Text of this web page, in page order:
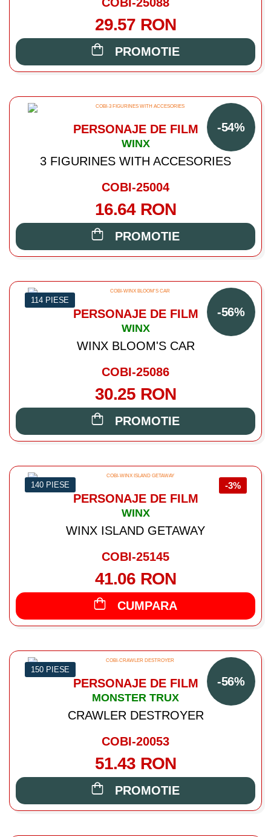
COBI-25088
29.57 RON
PROMOTIE
-54%
PERSONAJE DE FILM
WINX
3 FIGURINES WITH ACCESORIES
COBI-25004
16.64 RON
PROMOTIE
-56%
114 PIESE
PERSONAJE DE FILM
WINX
WINX BLOOM'S CAR
COBI-25086
30.25 RON
PROMOTIE
-3%
140 PIESE
PERSONAJE DE FILM
WINX
WINX ISLAND GETAWAY
COBI-25145
41.06 RON
CUMPARA
-56%
150 PIESE
PERSONAJE DE FILM
MONSTER TRUX
CRAWLER DESTROYER
COBI-20053
51.43 RON
PROMOTIE